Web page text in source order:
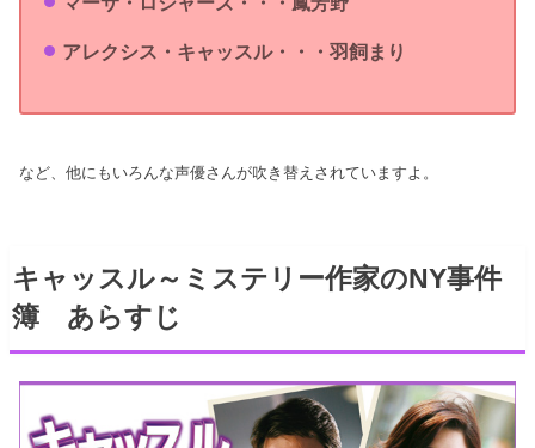
アレクシス・キャッスル・・・羽飼まり
など、他にもいろんな声優さんが吹き替えされていますよ。
キャッスル～ミステリー作家のNY事件
簿 あらすじ